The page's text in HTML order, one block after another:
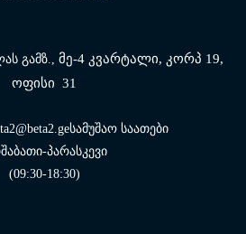
გამზ., მე-4 კვარტალი, კორპ 19,
ოფისი 31
საათები
პარასკევი
(09:30-18:30)